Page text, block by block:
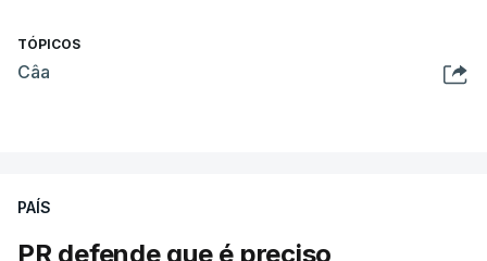
TÓPICOS
Câa
PAÍS
PR defende que é preciso